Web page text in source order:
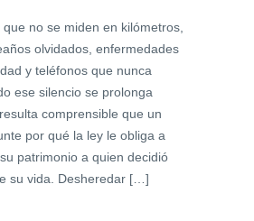
no se miden en kilómetros,
olvidados, enfermedades
y teléfonos que nunca
ese silencio se prolonga
comprensible que un
por qué la ley le obliga a
patrimonio a quien decidió
su vida. Desheredar […]